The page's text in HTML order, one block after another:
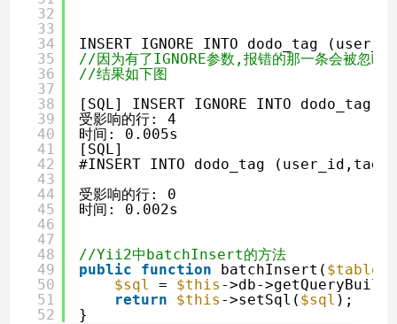
32
33
34
35
36
37
38
39
40
41
42
43
44
45
46
47
48
49
50
51
52
INSERT IGNORE INTO dodo_tag
//因为有了IGNORE参数,报错的那一条会被忽
//结果如下图
[SQL] INSERT IGNORE INTO
受影响的行: 4
时间: 0.005s
[SQL]
#INSERT INTO dodo_tag
受影响的行: 0
时间: 0.002s
//Yii2中batchInsert的方法
public
function batchInsert( $table
$sql
= $this ->db-
return
$this ->setSql( $sql );
}